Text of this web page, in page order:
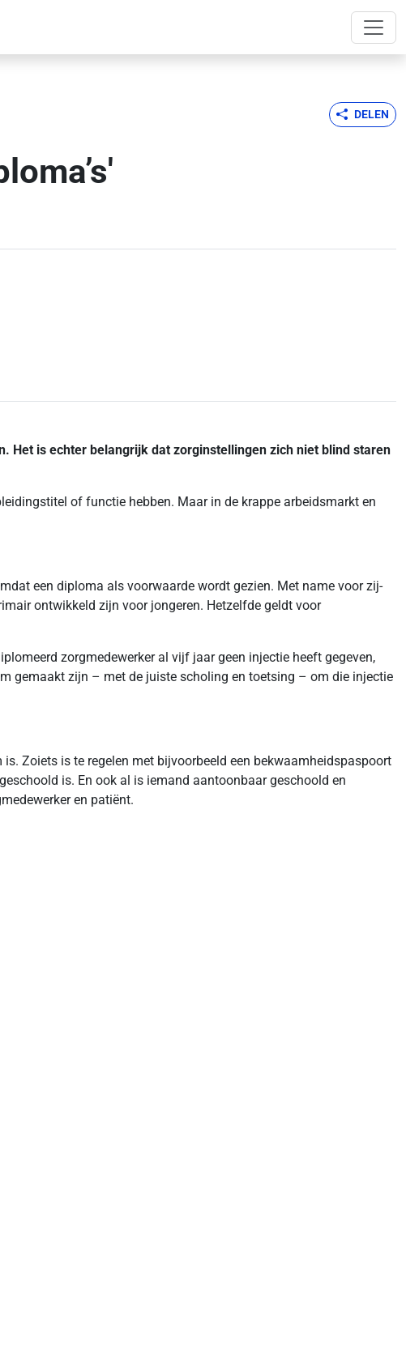
DELEN
Het is echter belangrijk dat zorginstellingen zich niet blind staren
of functie hebben. Maar in de krappe arbeidsmarkt en
een diploma als voorwaarde wordt gezien. Met name voor zij-
ontwikkeld zijn voor jongeren. Hetzelfde geldt voor
zorgmedewerker al vijf jaar geen injectie heeft gegeven,
gemaakt zijn – met de juiste scholing en toetsing – om die injectie
Zoiets is te regelen met bijvoorbeeld een bekwaamheidspaspoort
is. En ook al is iemand aantoonbaar geschoold en
en patiënt.